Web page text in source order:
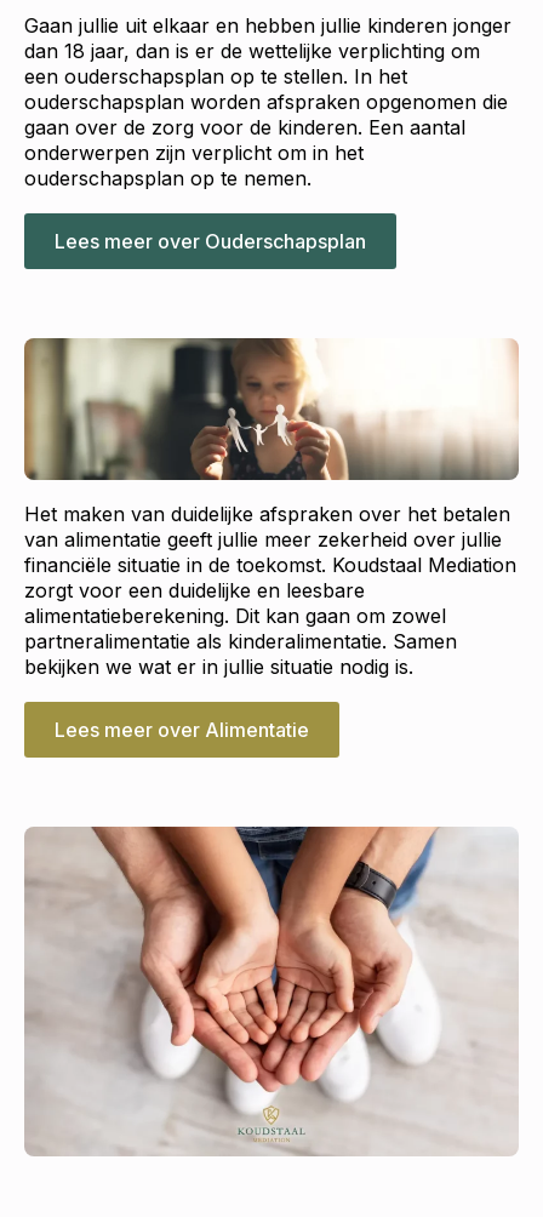
Gaan jullie uit elkaar en hebben jullie kinderen jonger
dan 18 jaar, dan is er de wettelijke verplichting om
een ouderschapsplan op te stellen. In het
ouderschapsplan worden afspraken opgenomen die
gaan over de zorg voor de kinderen. Een aantal
onderwerpen zijn verplicht om in het
ouderschapsplan op te nemen.
Lees meer over Ouderschapsplan
Het maken van duidelijke afspraken over het betalen
van alimentatie geeft jullie meer zekerheid over jullie
financiële situatie in de toekomst. Koudstaal Mediation
zorgt voor een duidelijke en leesbare
alimentatieberekening. Dit kan gaan om zowel
partneralimentatie als kinderalimentatie. Samen
bekijken we wat er in jullie situatie nodig is.
Lees meer over Alimentatie